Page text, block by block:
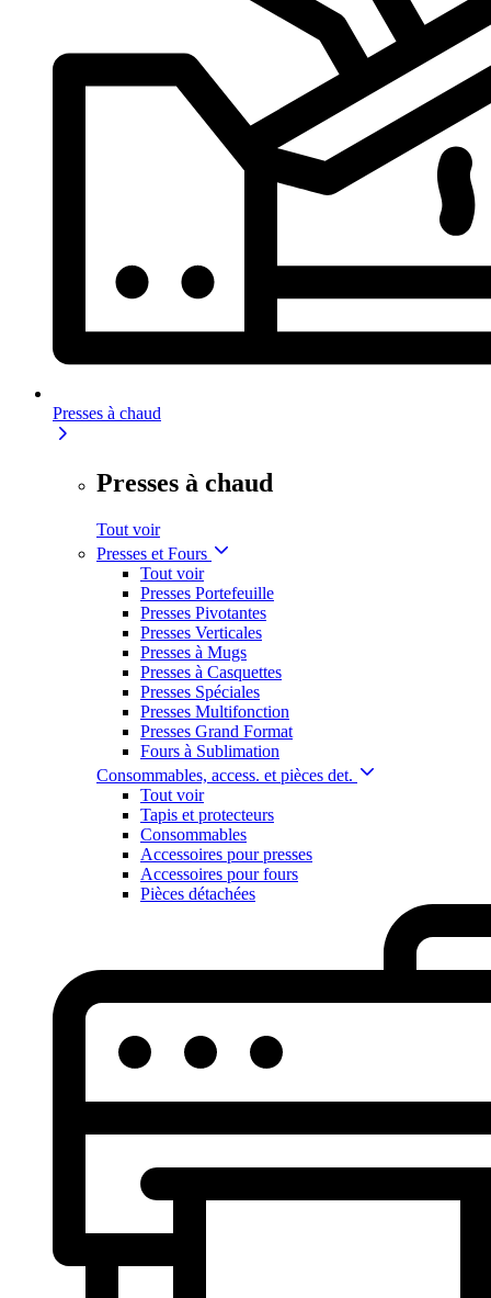
Presses à chaud
Presses à chaud
Tout voir
Presses et Fours
Tout voir
Presses Portefeuille
Presses Pivotantes
Presses Verticales
Presses à Mugs
Presses à Casquettes
Presses Spéciales
Presses Multifonction
Presses Grand Format
Fours à Sublimation
Consommables, access. et pièces det.
Tout voir
Tapis et protecteurs
Consommables
Accessoires pour presses
Accessoires pour fours
Pièces détachées